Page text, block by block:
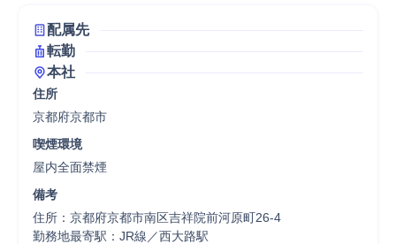
配属先
転勤
本社
住所
京都府京都市
喫煙環境
屋内全面禁煙
備考
住所：京都府京都市南区吉祥院前河原町26-4
勤務地最寄駅：JR線／西大路駅